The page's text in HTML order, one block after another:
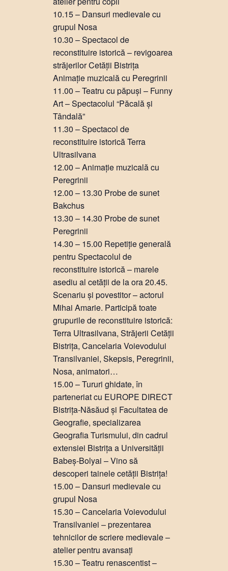
10.15 – Dansuri medievale cu
grupul Nosa
10.30 – Spectacol de
reconstituire istorică – revigoarea
străjerilor Cetății Bistrița
Animație muzicală cu Peregrinii
11.00 – Teatru cu păpuși – Funny
Art – Spectacolul “Păcală și
Tândală”
11.30 – Spectacol de
reconstituire istorică Terra
Ultrasilvana
12.00 – Animație muzicală cu
Peregrinii
12.00 – 13.30 Probe de sunet
Bakchus
13.30 – 14.30 Probe de sunet
Peregrinii
14.30 – 15.00 Repetiție generală
pentru Spectacolul de
reconstituire istorică – marele
asediu al cetății de la ora 20.45.
Scenariu și povestitor – actorul
Mihai Amarie. Participă toate
grupurile de reconstituire istorică:
Terra Ultrasilvana, Străjerii Cetății
Bistrița, Cancelaria Voievodului
Transilvaniei, Skepsis, Peregrinii,
Nosa, animatori…
15.00 – Tururi ghidate, în
parteneriat cu EUROPE DIRECT
Bistrița-Năsăud și Facultatea de
Geografie, specializarea
Geografia Turismului, din cadrul
extensiei Bistrița a Universității
Babeș-Bolyai – Vino să
descoperi tainele cetății Bistrița!
15.00 – Dansuri medievale cu
grupul Nosa
15.30 – Cancelaria Voievodului
Transilvaniei – prezentarea
tehnicilor de scriere medievale –
atelier pentru avansați
15.30 – Teatru renascentist –